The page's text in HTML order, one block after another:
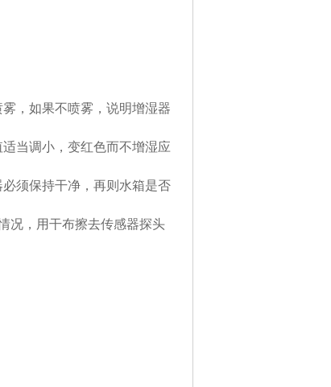
，如果不喷雾，说明增湿器
当调小，变红色而不增湿应
须保持干净，再则水箱是否
况，用干布擦去传感器探头